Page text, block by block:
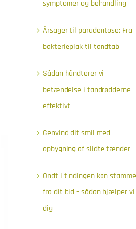
symptomer og behandling
Årsager til paradentose: Fra
bakterieplak til tandtab
Sådan håndterer vi
betændelse i tandrødderne
effektivt
Genvind dit smil med
opbygning af slidte tænder
Ondt i tindingen kan stamme
fra dit bid – sådan hjælper vi
dig